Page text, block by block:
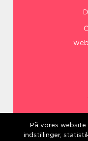
På vores
indstillinger,